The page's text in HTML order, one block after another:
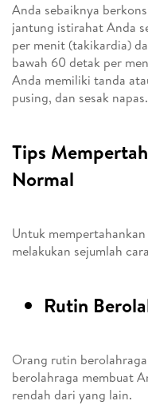
Anda sebaiknya
jantung istirahat Anda
per menit (takikardia)
bawah 60 detak per
Anda memiliki tanda
pusing, dan sesak napas.
Tips
Normal
Untuk
melakukan sejumlah
Rutin
Orang rutin
berolahraga membuat
rendah dari yang lain.